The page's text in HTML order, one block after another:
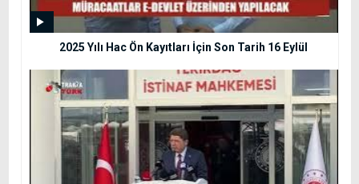
2025 Yılı Hac Ön Kayıtları İçin Son Tarih 16 Eylül